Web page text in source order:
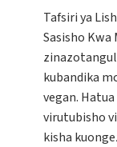
Tafsiri ya
Sasisho
kubandika
vegan.
virutubisho
kisha